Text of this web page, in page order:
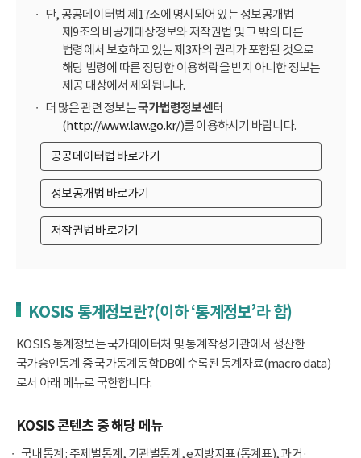
단, 공공데이터법 제17조에 명시되어 있는 정보공개법
제9조의 비공개대상정보와 저작권법 및 그 밖의 다른
법령에서 보호하고 있는 제3자의 권리가 포함된 것으로
해당 법령에 따른 정당한 이용허락을 받지 아니한 정보는
제공 대상에서 제외됩니다.
더 많은 관련 정보는국가법령정보센터
(http://www.law.go.kr/)를 이용하시기 바랍니다.
공공데이터법 바로가기
정보공개법 바로가기
저작권법 바로가기
KOSIS 통계정보란?(이하 ‘통계정보’라 함)
KOSIS 통계정보는 국가데이터처 및 통계작성기관에서 생산한
국가승인통계 중 국가통계통합DB에 수록된 통계자료(macro data)
로서 아래 메뉴로 국한합니다.
KOSIS 콘텐츠 중 해당 메뉴
국내통계 : 주제별통계, 기관별통계, e지방지표(통계표), 과거·